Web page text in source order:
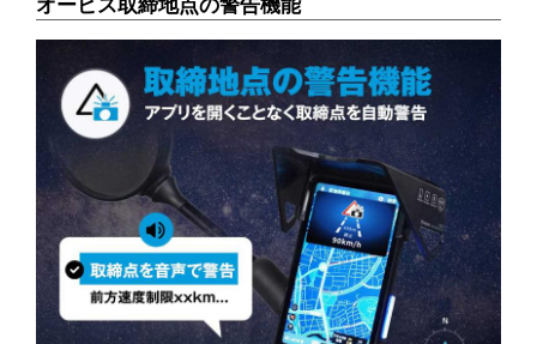
オービス取締地点の警告機能